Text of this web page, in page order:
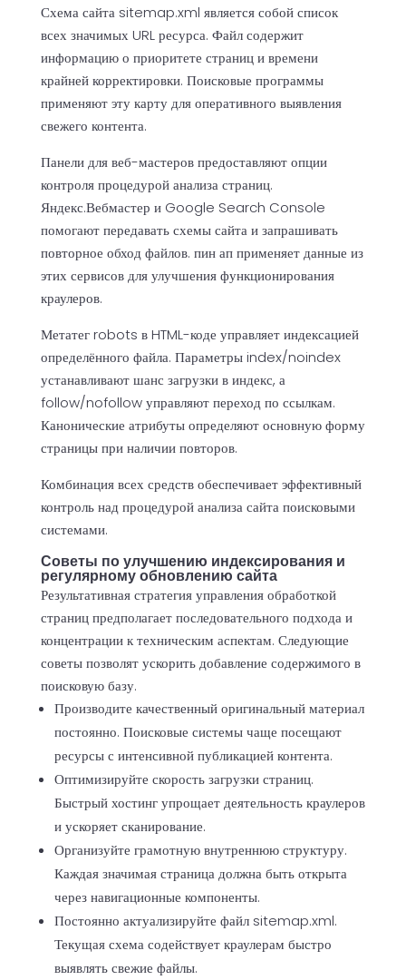
Схема сайта sitemap.xml является собой список
всех значимых URL ресурса. Файл содержит
информацию о приоритете страниц и времени
крайней корректировки. Поисковые программы
применяют эту карту для оперативного выявления
свежего контента.
Панели для веб-мастеров предоставляют опции
контроля процедурой анализа страниц.
Яндекс.Вебмастер и Google Search Console
помогают передавать схемы сайта и запрашивать
повторное обход файлов. пин ап применяет данные из
этих сервисов для улучшения функционирования
краулеров.
Метатег robots в HTML-коде управляет индексацией
определённого файла. Параметры index/noindex
устанавливают шанс загрузки в индекс, а
follow/nofollow управляют переход по ссылкам.
Канонические атрибуты определяют основную форму
страницы при наличии повторов.
Комбинация всех средств обеспечивает эффективный
контроль над процедурой анализа сайта поисковыми
системами.
Советы по улучшению индексирования и
регулярному обновлению сайта
Результативная стратегия управления обработкой
страниц предполагает последовательного подхода и
концентрации к техническим аспектам. Следующие
советы позволят ускорить добавление содержимого в
поисковую базу.
Производите качественный оригинальный материал
постоянно. Поисковые системы чаще посещают
ресурсы с интенсивной публикацией контента.
Оптимизируйте скорость загрузки страниц.
Быстрый хостинг упрощает деятельность краулеров
и ускоряет сканирование.
Организуйте грамотную внутреннюю структуру.
Каждая значимая страница должна быть открыта
через навигационные компоненты.
Постоянно актуализируйте файл sitemap.xml.
Текущая схема содействует краулерам быстро
выявлять свежие файлы.